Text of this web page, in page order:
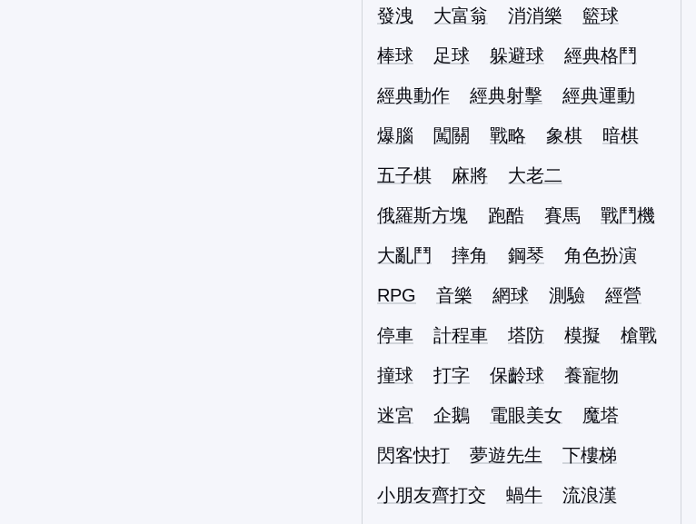
發洩
大富翁 消消樂
籃球
棒球
足球 躲避球
經典格鬥
經典動作
經典射擊
經典運動
爆腦
闖關 戰略 象棋
暗棋
五子棋
麻將
大老二
俄羅斯方塊
跑酷 賽馬
戰鬥機
大亂鬥
摔角 鋼琴
角色扮演
RPG
音樂 網球 測驗
經營
停車
計程車 塔防 模擬
槍戰
撞球
打字 保齡球
養寵物
迷宮
企鵝 電眼美女
魔塔
閃客快打
夢遊先生
下樓梯
小朋友齊打交
蝸牛
流浪漢